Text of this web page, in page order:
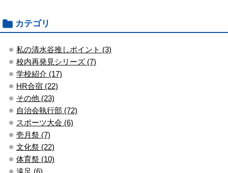
カテゴリ
私の清水谷推しポイント (3)
校内再発見シリーズ (7)
学校紹介 (17)
HR合宿 (22)
その他 (23)
自治会執行部 (72)
スポーツ大会 (6)
壱月祭 (7)
文化祭 (22)
体育祭 (10)
遠足 (6)